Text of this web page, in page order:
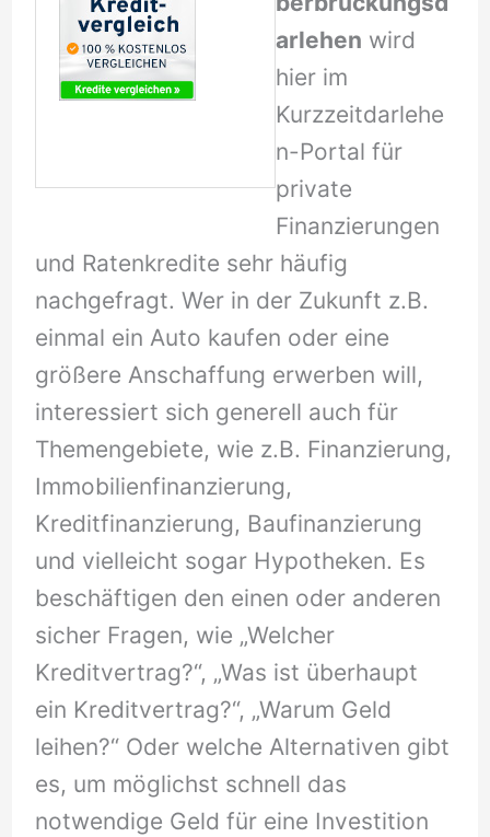
arlehen wird
hier im
Kurzzeitdarlehe
n-Portal für
private
Finanzierungen
und Ratenkredite sehr häufig
nachgefragt. Wer in der Zukunft z.B.
einmal ein Auto kaufen oder eine
größere Anschaffung erwerben will,
interessiert sich generell auch für
Themengebiete, wie z.B. Finanzierung,
Immobilienfinanzierung,
Kreditfinanzierung, Baufinanzierung
und vielleicht sogar Hypotheken. Es
beschäftigen den einen oder anderen
sicher Fragen, wie „Welcher
Kreditvertrag?“, „Was ist überhaupt
ein Kreditvertrag?“, „Warum Geld
leihen?“ Oder welche Alternativen gibt
es, um möglichst schnell das
notwendige Geld für eine Investition